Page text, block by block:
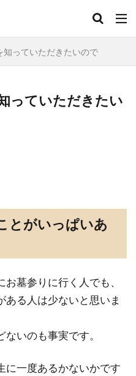
知っていただきたいので
っていただきたい
とがいっぱいあ
墓参りに行く人でも、
ある人は少ないと思いま
いのも事実です。
に一度あるかないかです